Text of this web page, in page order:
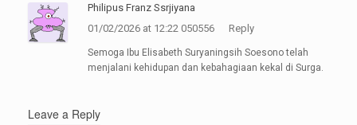
Philipus Franz Ssrjiyana
01/02/2026 at 12:22 050556
Reply
Semoga Ibu Elisabeth Suryaningsih Soesono telah
menjalani kehidupan dan kebahagiaan kekal di Surga.
Leave a Reply